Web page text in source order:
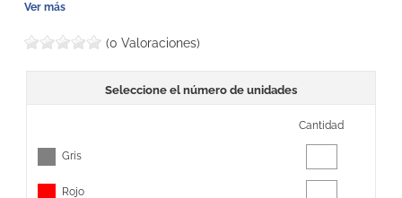
Ver más
(0 Valoraciones)
Seleccione el número de unidades
Cantidad
Gris
Rojo